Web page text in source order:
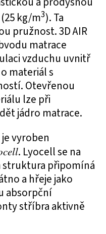
kg/m3). Ta
pružnost. 3D AIR
matrace
vzduchu uvnitř
materiál s
Otevřenou
lze při
jádro matrace.
vyroben
. Lyocell se na
struktura připomíná
a hřeje jako
absorpční
stříbra aktivně